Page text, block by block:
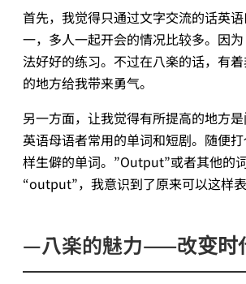
首先，我觉得只通过文字交流的话英
一，多人一起开会的情况比较多。因
法好好的练习。不过在八楽的话，有
的地方给我带来勇气。
另一方面，让我觉得有所提高的地方
英语母语者常用的单词和短剧。随便
样生僻的单词。”Output”或者其他的
“output”，我意识到了原来可以这样
—八楽的魅力——改变时